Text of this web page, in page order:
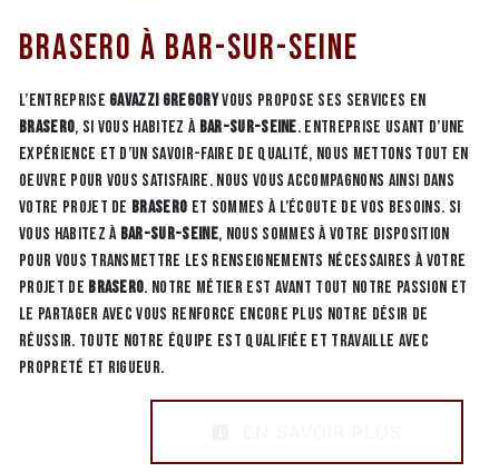
Brasero à Bar-Sur-Seine
L’entreprise GAVAZZI GREGORYvous propose ses services en
Brasero, si vous habitez à Bar-Sur-Seine. Entreprise usant d’une
expérience et d’un savoir-faire de qualité, nous mettons tout en
oeuvre pour vous satisfaire. Nous vous accompagnons ainsi dans
votre projet de Brasero et sommes à l’écoute de vos besoins. Si
vous habitez à Bar-Sur-Seine, nous sommes à votre disposition
pour vous transmettre les renseignements nécessaires à votre
projet de Brasero. Notre métier est avant tout notre passion et
le partager avec vous renforce encore plus notre désir de
réussir. Toute notre équipe est qualifiée et travaille avec
propreté et rigueur.